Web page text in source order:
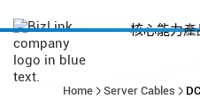
核心能力產
Home Server Cables